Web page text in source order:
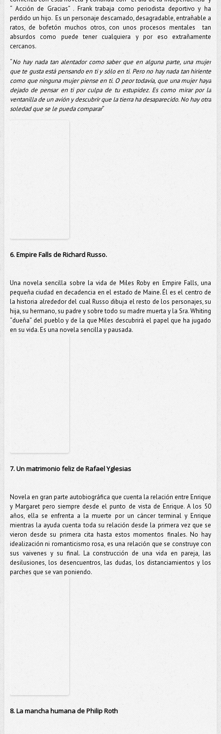
“ Acción de Gracias” . Frank trabaja como periodista deportivo y ha
perdido un hijo. Es un personaje descarnado, desagradable, entrañable a
ratos, de bofetón muchos otros, con unos procesos mentales tan
absurdos como puede tener cualquiera y por eso extrañamente
cercanos.
“No hay nada tan alentador como saber que en alguna parte, una mujer
que te gusta está pensando en ti y sólo en ti. Pero no hay nada tan hiriente
como que ninguna mujer piense en ti. O peor todavía, que una mujer haya
dejado de pensar en ti por culpa de tu estupidez. Es como mirar por la
ventanilla de un avión y descubrir que la tierra ha desaparecido. No hay otra
soledad que se le pueda comparar”
6. Empire Falls de Richard Russo.
Una novela sencilla sobre la vida de Miles Roby en Empire Falls, una
pequeña ciudad en decadencia en el estado de Maine. Él es el centro de
la historia alrededor del cual Russo dibuja el resto de los personajes, su
hija, su hermano, su padre y sobre todo su madre muerta y la Sra. Whiting
“dueña” del pueblo y de la que Miles descubrirá el papel que ha jugado
en su vida. Es una novela sencilla y pausada.
7. Un matrimonio feliz de Rafael Yglesias
Novela en gran parte autobiográfica que cuenta la relación entre Enrique
y Margaret pero siempre desde el punto de vista de Enrique. A los 50
años, ella se enfrenta a la muerte por un cáncer terminal y Enrique
mientras la ayuda cuenta toda su relación desde la primera vez que se
vieron desde su primera cita hasta estos momentos finales. No hay
idealización ni romanticismo rosa, es una relación que se construye con
sus vaivenes y su final. La construcción de una vida en pareja, las
desilusiones, los desencuentros, las dudas, los distanciamientos y los
parches que se van poniendo.
8. La mancha humana de Philip Roth